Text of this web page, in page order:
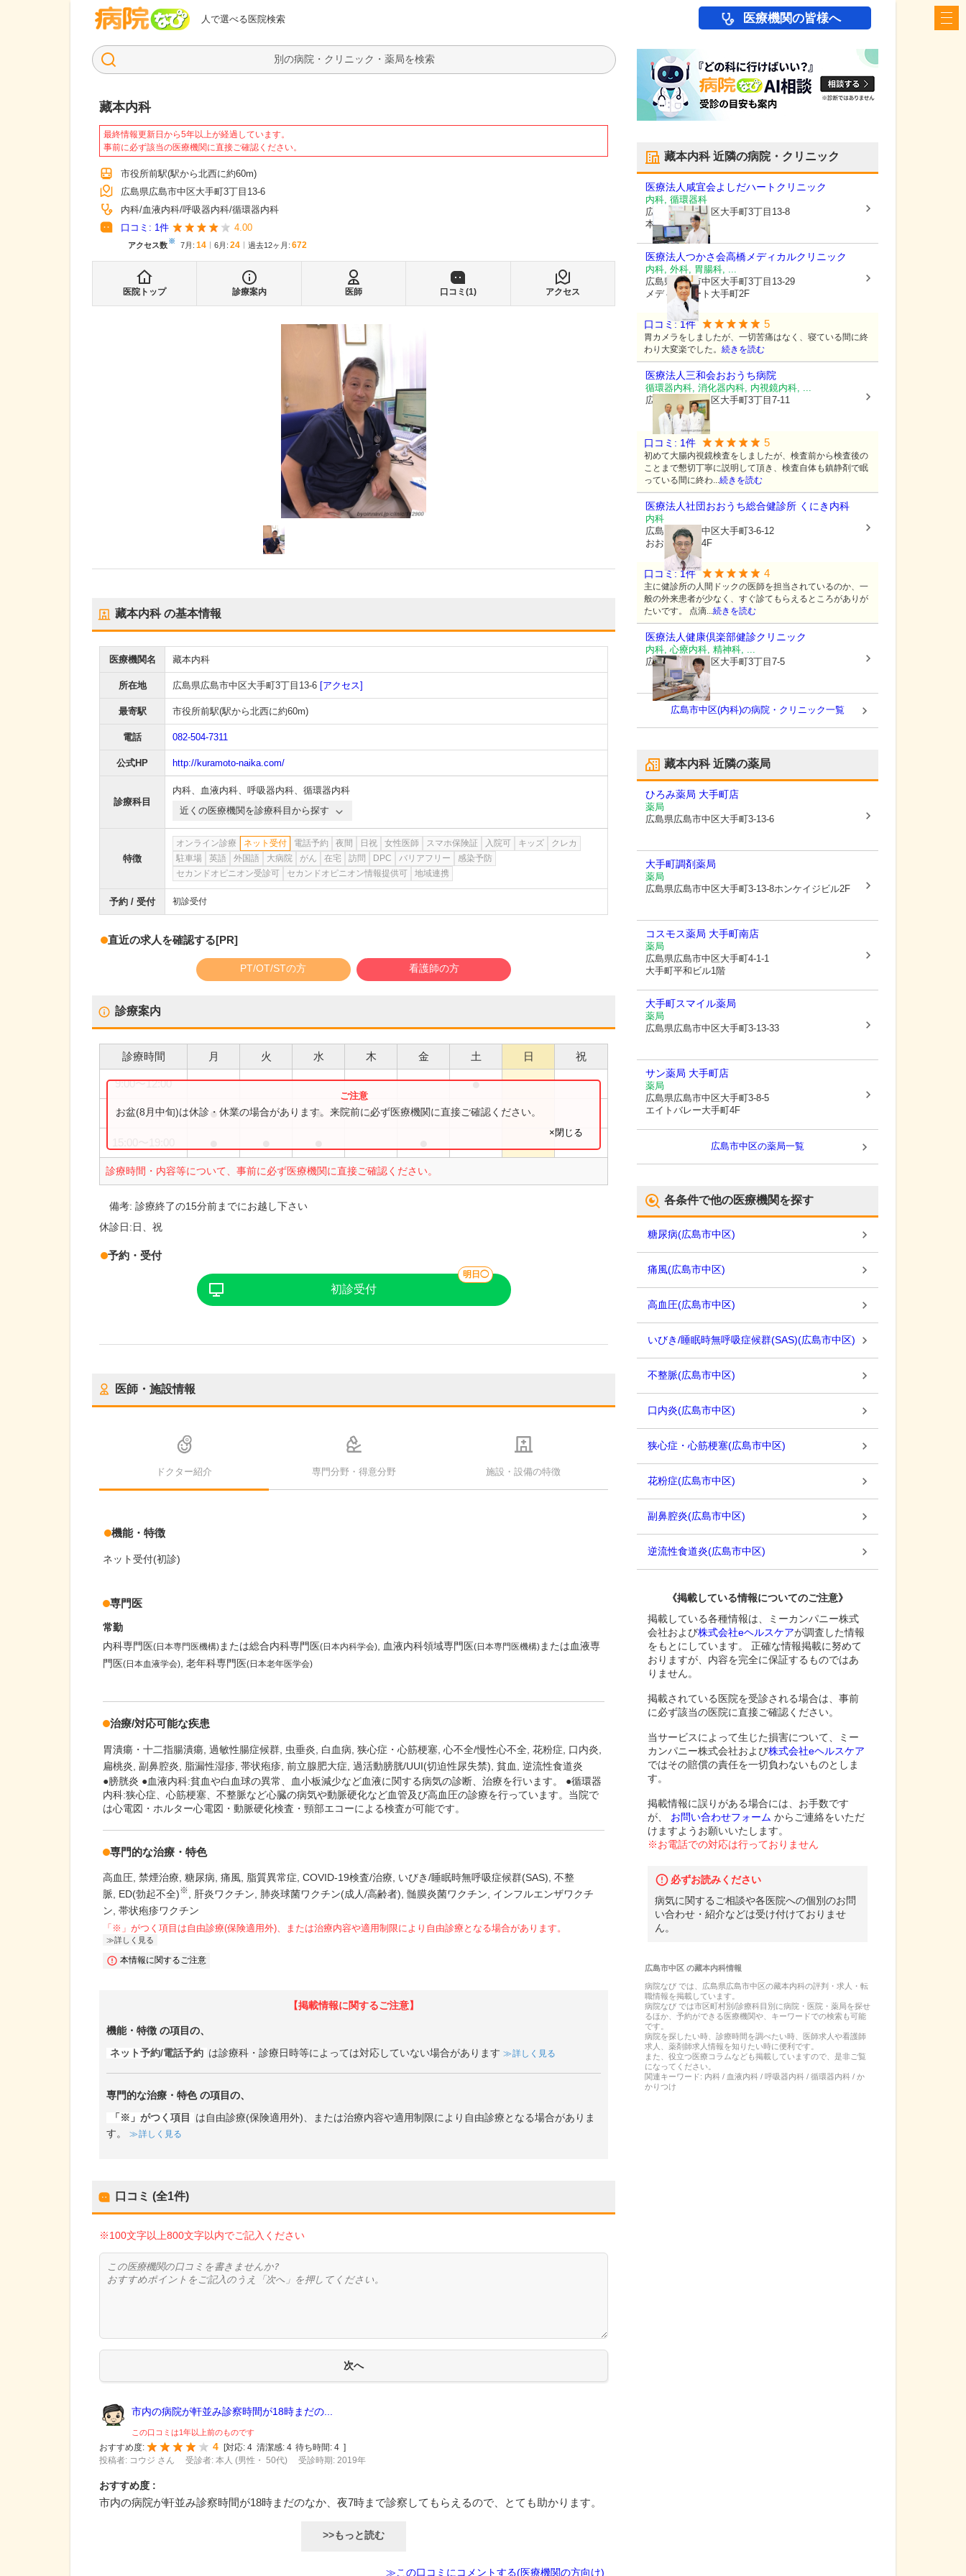
人で選べる医院検索
病院なび 医療機関の皆様へ
検索
藏本内科
最終情報更新日から5年以上が経過しています。
事前に必ず該当の医療機関に直接ご確認ください。
市役所前駅(駅から北西に約60m)
広島県広島市中区大手町3丁目13-6
内科 血液内科 呼吸器内科 循環器内科
口コミ: 1件 4.00
アクセス数※ 7月 : 14 6月 : 24 過去12ヶ月: 672
医院トップ 診療案内 医師 口コミ(1) アクセス
藏本内科の基本情報
医療機関名 藏本内科
所在地 広島県広島市中区大手町3丁目13-6 [アクセス]
最寄駅 市役所前駅(駅から北西に約60m)
電話 082-504-7311
公式HP http://kuramoto-naika.com/
診療科目
内科、 血液内科、 呼吸器内科、 循環器内科
近くの医療機関を診療科目から探す
特徴
オンライン診療 ネット受付 電話予約 夜間 日祝 女性医師 スマホ保険証 入院可 キッズ
クレカ
駐車場
英語 外国語 大病院 がん 在宅 訪問 DPC バリアフリー
感染予防
セカンドオピニオン受診可
セカンドオピニオン情報提供可 地域連携
予約 / 受付 初診受付
直近の求人を確認する[PR]
PT/OT/STの方 看護師の方
診療案内
診療時間 月 火 水 木 金 土 日 祝
9:00〜12:00 ●
9:00〜13:00 ● ● ● ● ●
診療時間・内容等について、事前に必ず医療機関に直接ご確認ください。
お盆(8月中旬)は休診・休業の場合があります。来院前に必ず医療機関に直接ご確認ください。
×閉じる
備考:診療終了の15分前までにお越し下さい
休診日:日、祝
予約・受付
初診受付
明日◯
医師・施設情報
ドクター紹介 専門分野・得意分野 施設・設備の特徴
機能・特徴
ネット受付(初診)
専門医
常勤
内科専門医(日本専門医機構)または総合内科専門医(日本内科学会) 血液内科領域専門医(日本専門医機構)または血液専
門医(日本血液学会) 老年科専門医(日本老年医学会)
治療/対応可能な疾患
胃潰瘍・十二指腸潰瘍 過敏性腸症候群 虫垂炎 白血病 狭心症・心筋梗塞 心不全/慢性心不全 花粉症
口内炎
扁桃炎 副鼻腔炎 脂漏性湿疹 帯状疱疹 前立腺肥大症 過活動膀胱/UUI(切迫性尿失禁) 貧血
逆流性食道炎
●膀胱炎 ●血液内科:貧血や白血球の異常、血小板減少など血液に関する病気の診断、治療を行います。 ●循環器
内科:狭心症、心筋梗塞、不整脈など心臓の病気や動脈硬化など血管及び高血圧の診療を行っています。当院で
は心電図・ホルター心電図・動脈硬化検査・頸部エコーによる検査が可能です。
専門的な治療・特色
高血圧 禁煙治療 糖尿病 痛風 脂質異常症 COVID-19検査/治療 いびき/睡眠時無呼吸症候群(SAS) 不整
脈
ED(勃起不全)※ 肝炎ワクチン 肺炎球菌ワクチン(成人/高齢者) 髄膜炎菌ワクチン
インフルエンザワクチ
ン 帯状疱疹ワクチン
「※」がつく項目は自由診療(保険適用外)、または治療内容や適用制限により自由診療となる場合があります。
詳しく見る
本情報に関するご注意
【掲載情報に関するご注意】
機能・特徴 の項目の、
ネット予約/電話予約 は診療科・診療日時等によっては対応していない場合があります 詳しく見る
専門的な治療・特色の項目の、
「※」がつく項目
は自由診療(保険適用外)、または治療内容や適用制限により自由診療となる場合がありま
す。
詳しく見る
口コミ (全1件)
※100文字以上800文字以内でご記入ください
市内の病院が軒並み診察時間が18時まだの...
この口コミは1年以上前のものです
おすすめ度:
4 対応: 4 清潔感: 4 待ち時間: 4
投稿者: コウジ さん
受診者: 本人 (男性・ 50代) 受診時期: 2019年
おすすめ度 :
市内の病院が軒並み診察時間が18時まだのなか、夜7時まで診察してもらえるので、とても助かります。
>>もっと読む
≫この口コミにコメントする(医療機関の方向け)
藏本内科近隣の病院・クリニック
医療法人咸宜会よしだハートクリニック
内科, 循環器科
広島県広島市中区大手町3丁目13-8
本逕寺ビル2F
医療法人つかさ会高橋メディカルクリニック
内科, 外科, 胃腸科, ...
広島県広島市中区大手町3丁目13-29
メディオコート大手町2F
口コミ:1件 5
胃カメラをしましたが、一切苦痛はなく、寝ている間に終
わり大変楽でした。 続きを読む
医療法人三和会おおうち病院
循環器内科, 消化器内科, 内視鏡内科, ...
広島県広島市中区大手町3丁目7-11
口コミ: 1件 5
初めて大腸内視鏡検査をしましたが、検査前から検査後の
ことまで懇切丁寧に説明して頂き、検査自体も鎮静剤で眠
っている間に終わ...続きを読む
医療法人社団 おおうち総合健診所 くにき内科
内科
広島県広島市中区大手町3-6-12
おおうちビル4F
口コミ:1件 4
主に健診所の人間ドックの医師を担当されているのか、一
般の外来患者が少なく、すぐ診てもらえるところがありが
たいです。 点滴...続きを読む
医療法人健康倶楽部健診クリニック
内科, 心療内科, 精神科, ...
広島県広島市中区大手町3丁目7-5
広島市中区(内科)の病院・クリニック一覧
藏本内科近隣の薬局
ひろみ薬局 大手町店
薬局
広島県広島市中区大手町3-13-6
大手町調剤薬局
薬局
広島県広島市中区大手町3-13-8ホンケイジビル2F
コスモス薬局 大手町南店
薬局
広島県広島市中区大手町4-1-1
大手町平和ビル1階
大手町スマイル薬局
薬局
広島県広島市中区大手町3-13-33
サン薬局 大手町店
薬局
広島県広島市中区大手町3-8-5
エイトバレー大手町4F
広島市中区の薬局一覧
各条件で他の医療機関を探す
糖尿病(広島市中区)
痛風(広島市中区)
高血圧(広島市中区)
いびき/睡眠時無呼吸症候群(SAS)(広島市中区)
不整脈(広島市中区)
口内炎(広島市中区)
狭心症・心筋梗塞(広島市中区)
花粉症(広島市中区)
副鼻腔炎(広島市中区)
逆流性食道炎(広島市中区)
《掲載している情報についてのご注意》
掲載している各種情報は、ミーカンパニー株式
会社および株式会社eヘルスケアが調査した情報
をもとにしています。 正確な情報掲載に努めて
おりますが、内容を完全に保証するものではあ
りません。
掲載されている医院を受診される場合は、事前
に必ず該当の医院に直接ご確認ください。
当サービスによって生じた損害について、ミー
カンパニー株式会社および株式会社eヘルスケア
ではその賠償の責任を一切負わないものとしま
す。
掲載情報に誤りがある場合には、お手数です
が、
お問い合わせフォーム からご連絡をいただ
けますようお願いいたします。
※お電話での対応は行っておりません
必ずお読みください
病気に関するご相談や各医院への個別のお問
い合わせ・紹介などは受け付けておりませ
ん。
広島市中区の藏本内科情報
病院なび では、 広島県広島市中区の藏本内科の評判・求人・転
職情報を掲載しています。
病院なび では市区町村別/診療科目別に病院・医院・薬局を探せ
るほか、予約ができる医療機関や、キーワードでの検索も可能
です。
病院を探したい時、診療時間を調べたい時、医師求人や看護師
求人、薬剤師求人情報を知りたい時に便利です。
また、役立つ医療コラムなども掲載していますので、是非ご覧
になってください。
関連キーワード: 内科 / 血液内科 / 呼吸器内科 / 循環器内科 / か
かりつけ